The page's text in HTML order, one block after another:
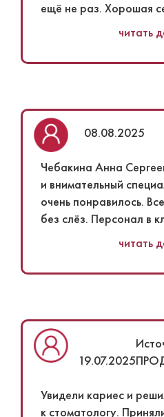
ещё не раз. Хорошая
детский доктор,
персонал клиники
читать
08.08.2025
Чебакина Анна
и внимательный
очень понравилось.
без слёз. Персонал в
только при
читать
19.07.2025
Увидели кариес​ и
к стоматологу.